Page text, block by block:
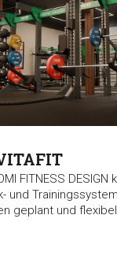
Auswahl
Alle
FITNESS
und
geplant und